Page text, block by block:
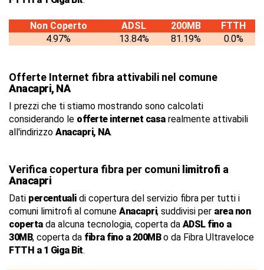
Non Coperto ADSL 200MB
FTTH
4.97%
13.84% 81.19% 0.0%
Offerte Internet fibra attivabili nel comune
Anacapri, NA
I prezzi che ti stiamo mostrando sono calcolati
considerando le offerte internet casarealmente attivabili
all'indirizzo Anacapri, NA.
Verifica copertura fibra per comuni limitrofi a
Anacapri
Dati percentualidi copertura del servizio fibra per tutti i
comuni limitrofi al comune Anacapri, suddivisi per area non
copertada alcuna tecnologia, coperta da ADSL fino a
30MB, coperta da fibra fino a 200MBo da Fibra Ultraveloce
FTTH a 1 Giga Bit.